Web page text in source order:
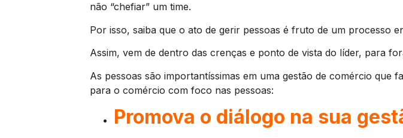
não “chefiar” um time.
Por isso, saiba que o ato de gerir pessoas é fruto de um processo
Assim, vem de dentro das crenças e ponto de vista do líder, para
As pessoas são importantíssimas em uma gestão de comércio
para o comércio com foco nas pessoas:
Promova o diálogo na sua